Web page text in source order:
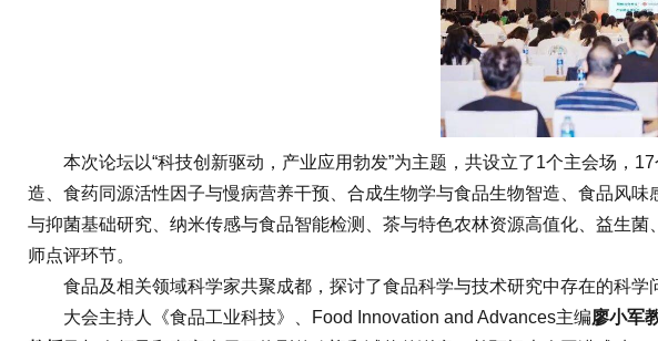
本次论坛以“科技创新驱动，产业应用勃发”为主题，共设立了1个主会场，
造、食药同源活性因子与慢病营养干预、合成生物学与食品生物智造、食品风
与抑菌基础研究、纳米传感与食品智能检测、茶与特色农林资源高值化、益生
师点评环节。
食品及相关领域科学家共聚成都，探讨了食品科学与技术研究中存在的科学
大会主持人《食品工业科技》、Food Innovation and Advances主编廖小军